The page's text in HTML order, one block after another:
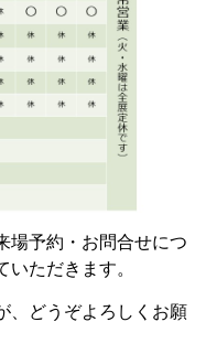
場予約・お問合せにつ
ただきます。
、どうぞよろしくお願